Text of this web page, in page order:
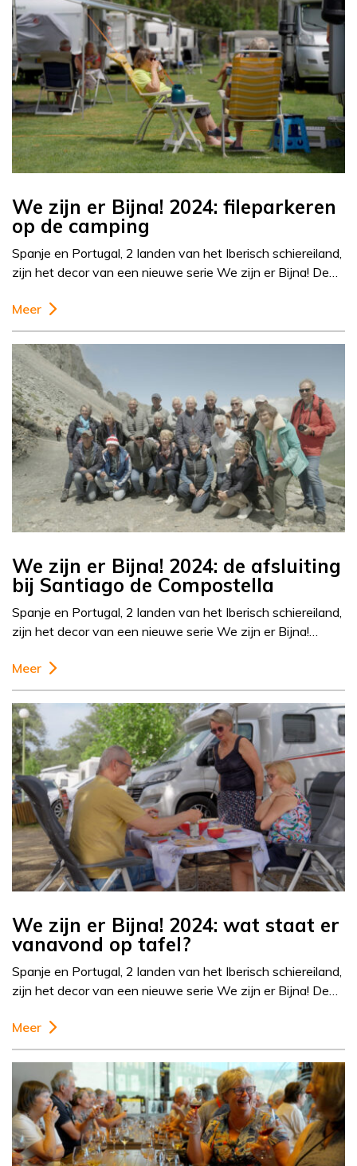
We zijn er Bijna! 2024: fileparkeren
op de camping
Spanje en Portugal, 2 landen van het Iberisch schiereiland,
zijn het decor van een nieuwe serie We zijn er Bijna! De…
Meer
We zijn er Bijna! 2024: de afsluiting
bij Santiago de Compostella
Spanje en Portugal, 2 landen van het Iberisch schiereiland,
zijn het decor van een nieuwe serie We zijn er Bijna!…
Meer
We zijn er Bijna! 2024: wat staat er
vanavond op tafel?
Spanje en Portugal, 2 landen van het Iberisch schiereiland,
zijn het decor van een nieuwe serie We zijn er Bijna! De…
Meer